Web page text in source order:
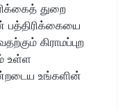
துறை
பத்திரிக்கையை
கிராமப்புற
உள்ள
உங்களின்